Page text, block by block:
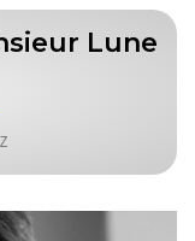
Lune